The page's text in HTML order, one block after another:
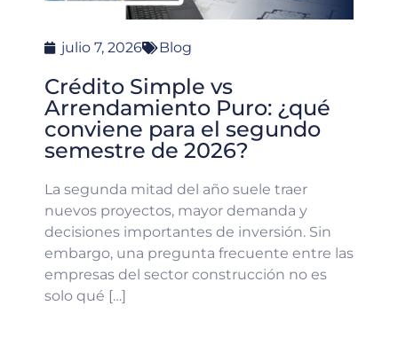
julio 7, 2026 Blog
Crédito Simple vs
Arrendamiento Puro: ¿qué
conviene para el segundo
semestre de 2026?
La segunda mitad del año suele traer
nuevos proyectos, mayor demanda y
decisiones importantes de inversión. Sin
embargo, una pregunta frecuente entre las
empresas del sector construcción no es
solo qué […]